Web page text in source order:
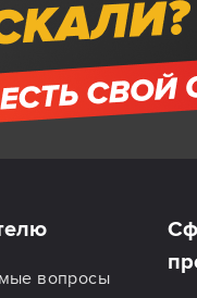
вопросы